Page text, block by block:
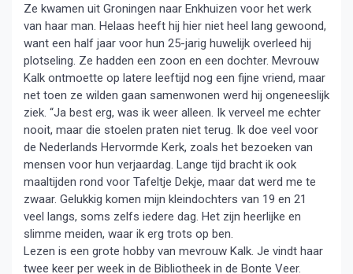
Ze kwamen uit Groningen naar Enkhuizen voor het werk
van haar man. Helaas heeft hij hier niet heel lang gewoond,
want een half jaar voor hun 25-jarig huwelijk overleed hij
plotseling. Ze hadden een zoon en een dochter. Mevrouw
Kalk ontmoette op latere leeftijd nog een fijne vriend, maar
net toen ze wilden gaan samenwonen werd hij ongeneeslijk
ziek. “Ja best erg, was ik weer alleen. Ik verveel me echter
nooit, maar die stoelen praten niet terug. Ik doe veel voor
de Nederlands Hervormde Kerk, zoals het bezoeken van
mensen voor hun verjaardag. Lange tijd bracht ik ook
maaltijden rond voor Tafeltje Dekje, maar dat werd me te
zwaar. Gelukkig komen mijn kleindochters van 19 en 21
veel langs, soms zelfs iedere dag. Het zijn heerlijke en
slimme meiden, waar ik erg trots op ben.
Lezen is een grote hobby van mevrouw Kalk. Je vindt haar
twee keer per week in de Bibliotheek in de Bonte Veer.